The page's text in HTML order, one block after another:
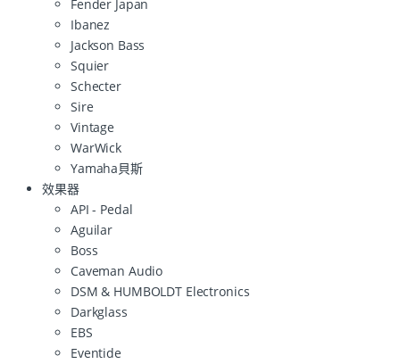
Fender Japan
Ibanez
Jackson Bass
Squier
Schecter
Sire
Vintage
WarWick
Yamaha貝斯
效果器
API - Pedal
Aguilar
Boss
Caveman Audio
DSM & HUMBOLDT Electronics
Darkglass
EBS
Eventide